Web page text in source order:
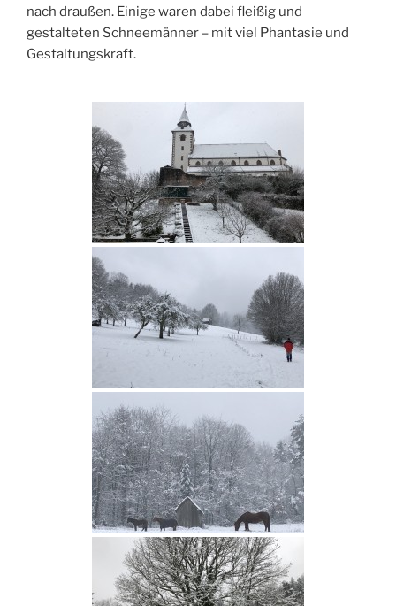
nach draußen. Einige waren dabei fleißig und
gestalteten Schneemänner – mit viel Phantasie und
Gestaltungskraft.